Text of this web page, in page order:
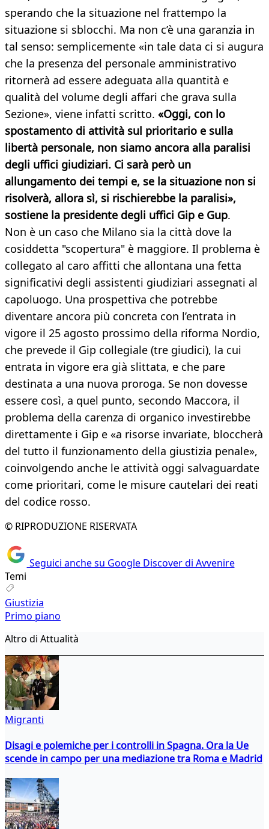
sperando che la situazione nel frattempo la
situazione si sblocchi. Ma non c’è una garanzia in
tal senso: semplicemente «in tale data ci si augura
che la presenza del personale amministrativo
ritornerà ad essere adeguata alla quantità e
qualità del volume degli affari che grava sulla
Sezione», viene infatti scritto. «Oggi, con lo
spostamento di attività sul prioritario e sulla
libertà personale, non siamo ancora alla paralisi
degli uffici giudiziari. Ci sarà però un
allungamento dei tempi e, se la situazione non si
risolverà, allora sì, si rischierebbe la paralisi»,
sostiene la presidente degli uffici Gip e Gup.
Non è un caso che Milano sia la città dove la
cosiddetta "scopertura" è maggiore. Il problema è
collegato al caro affitti che allontana una fetta
significativi degli assistenti giudiziari assegnati al
capoluogo. Una prospettiva che potrebbe
diventare ancora più concreta con l’entrata in
vigore il 25 agosto prossimo della riforma Nordio,
che prevede il Gip collegiale (tre giudici), la cui
entrata in vigore era già slittata, e che pare
destinata a una nuova proroga. Se non dovesse
essere così, a quel punto, secondo Maccora, il
problema della carenza di organico investirebbe
direttamente i Gip e «a risorse invariate, bloccherà
del tutto il funzionamento della giustizia penale»,
coinvolgendo anche le attività oggi salvaguardate
come prioritari, come le misure cautelari dei reati
del codice rosso.
© RIPRODUZIONE RISERVATA
Seguici anche su Google Discover di Avvenire
Temi
Giustizia
Primo piano
Altro di Attualità
Migranti
Disagi e polemiche per i controlli in Spagna. Ora la Ue
scende in campo per una mediazione tra Roma e Madrid